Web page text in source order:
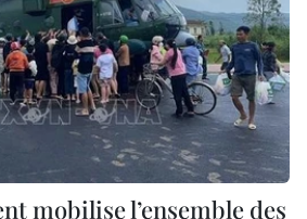
mobilise l’ensemble des